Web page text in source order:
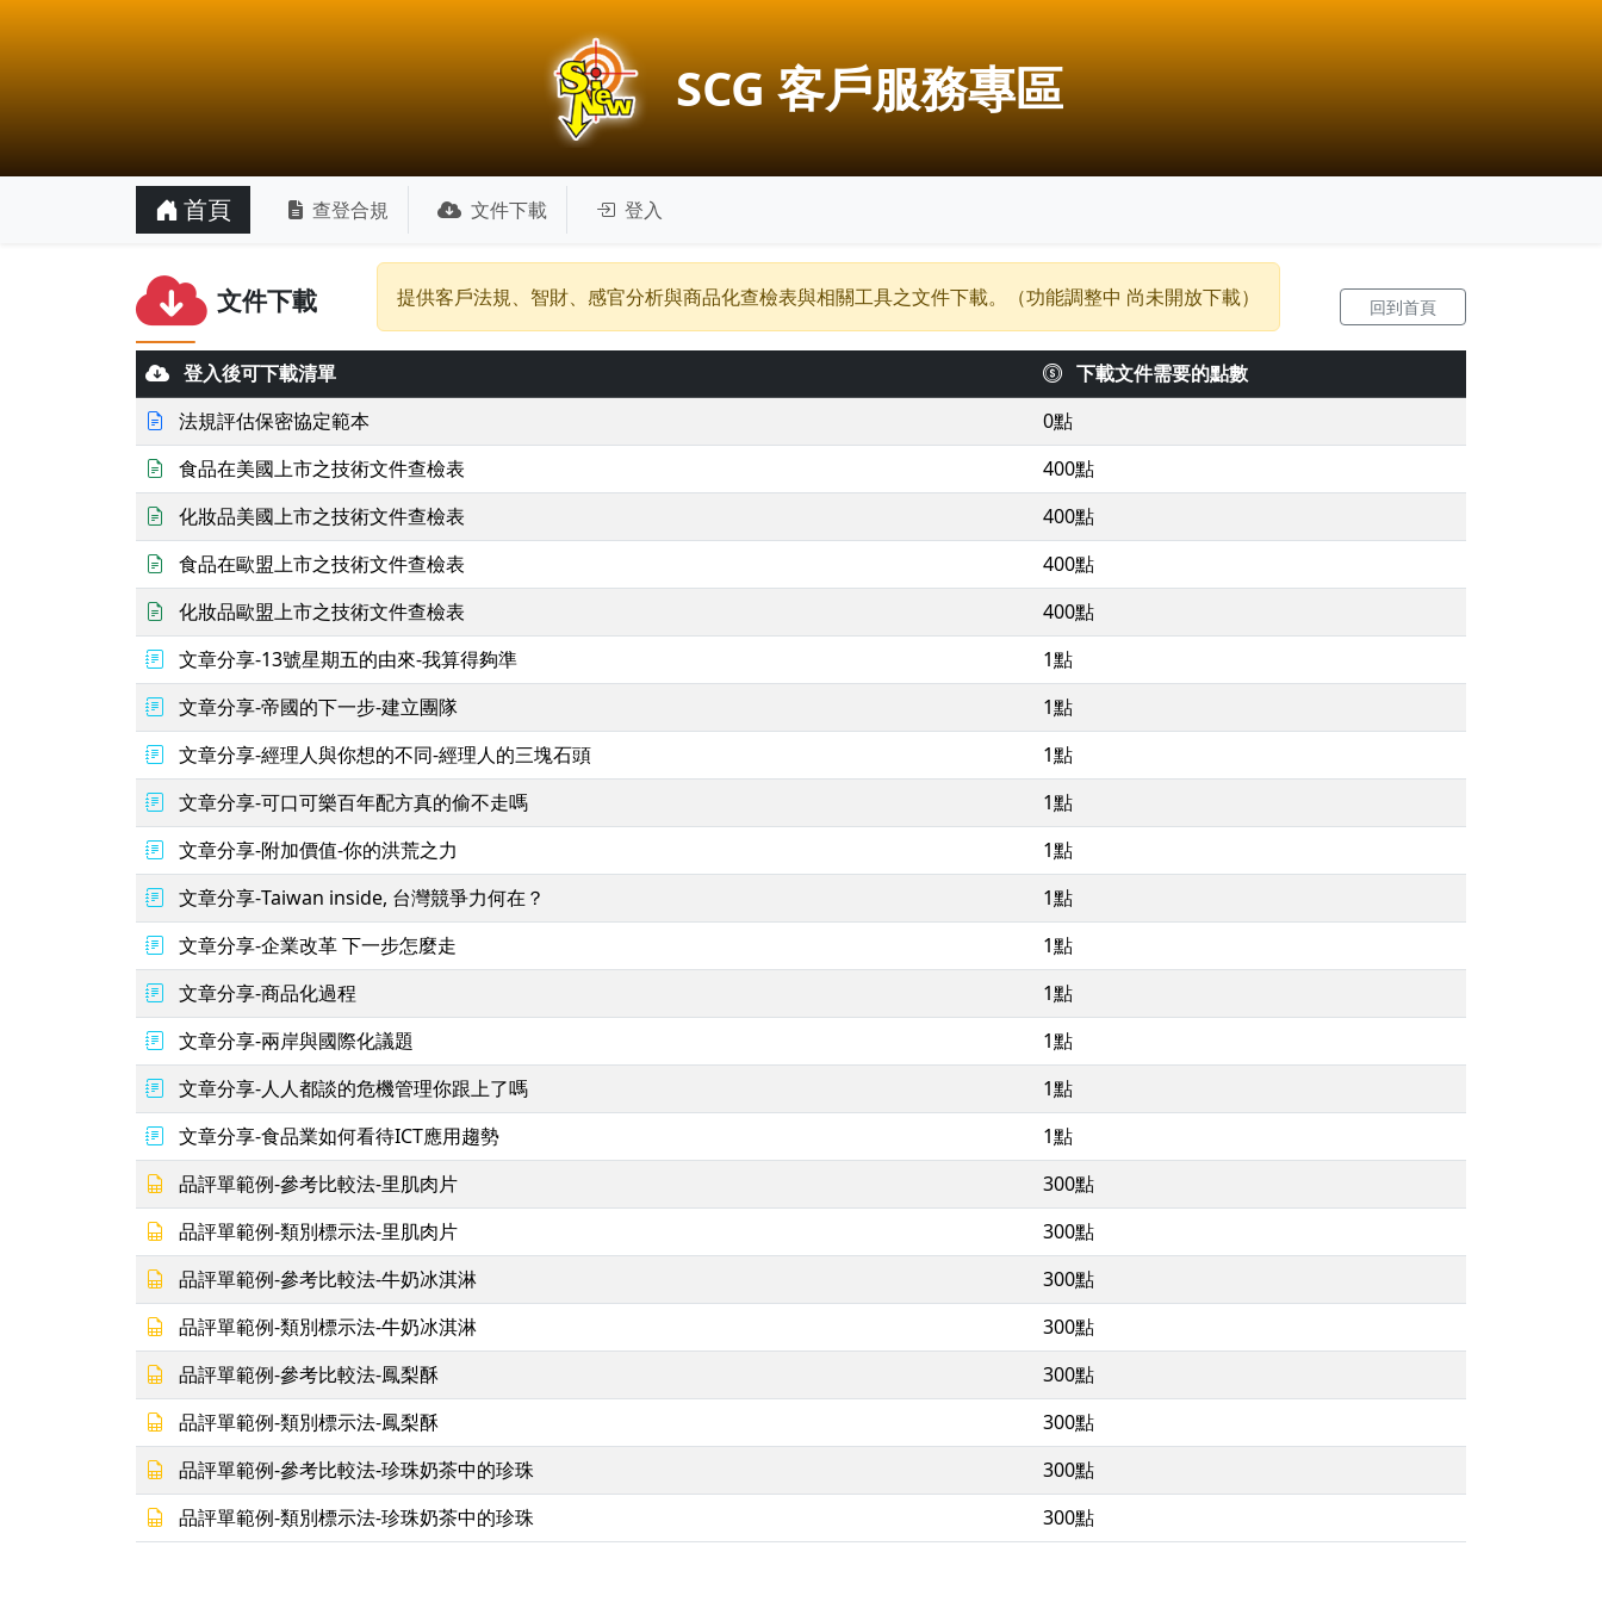
SCG 客戶服務專區
首頁 查登合規 文件下載 登入
文件下載 提供客戶法規、智財、感官分析與商品化查檢表與相關工具之文件下載。（功能調整中 尚未開放下載） 回到首頁
登入後可下載清單
下載文件需要的點數
法規評估保密協定範本
0點
食品在美國上市之技術文件查檢表
400點
化妝品美國上市之技術文件查檢表
400點
食品在歐盟上市之技術文件查檢表
400點
化妝品歐盟上市之技術文件查檢表
400點
文章分享-13號星期五的由來-我算得夠準
1點
文章分享-帝國的下一步-建立團隊
1點
文章分享-經理人與你想的不同-經理人的三塊石頭
1點
文章分享-可口可樂百年配方真的偷不走嗎
1點
文章分享-附加價值-你的洪荒之力
1點
文章分享-Taiwan inside, 台灣競爭力何在？
1點
文章分享-企業改革 下一步怎麼走
1點
文章分享-商品化過程
1點
文章分享-兩岸與國際化議題
1點
文章分享-人人都談的危機管理你跟上了嗎
1點
文章分享-食品業如何看待ICT應用趨勢
1點
品評單範例-參考比較法-里肌肉片
300點
品評單範例-類別標示法-里肌肉片
300點
品評單範例-參考比較法-牛奶冰淇淋
300點
品評單範例-類別標示法-牛奶冰淇淋
300點
品評單範例-參考比較法-鳳梨酥
300點
品評單範例-類別標示法-鳳梨酥
300點
品評單範例-參考比較法-珍珠奶茶中的珍珠
300點
品評單範例-類別標示法-珍珠奶茶中的珍珠
300點